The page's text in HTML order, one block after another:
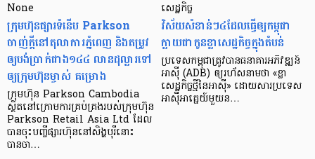
None
ក្រុមហ៊ុនផ្សារទំនើប Parkson
ចាញ់ក្ដីនៅតុលាការភ្នំពេញ និងតម្រូវ
ឲ្យបង់ប្រាក់ជាង១៤៤ លានដុល្លារទៅ
ឲ្យក្រុមហ៊ុនម្ចាស់ គម្រោង
ក្រុមហ៊ុន Parkson Cambodia
ស្ថិតនៅក្រោមការគ្រប់គ្រងរបស់ក្រុមហ៊ុន
Parkson Retail Asia Ltd ដែល
បានចុះបញ្ចីផ្សារហ៊ុននៅសិង្ហបុរីនោះ
បានចា…
សេដ្ឋកិច្ច​
វិស័យ​សំខាន់ៗ​៤​ដែល​ធ្វើ​ឲ្យ​កម្ពុជា​
ក្លាយ​ជា​កូន​ខ្លា​សេដ្ឋកិច្ច​ក្នុង​តំបន់
ប្រទេស​កម្ពុជា​ត្រូវ​បាន​ធនាគារ​អភិវឌ្ឍន៍​
អាស៊ី (ADB) ឲ្យ​រហ័ស​នាមថា «ខ្លា​
សេដ្ឋកិច្ច​ថ្មី​នៃ​អាស៊ី» ដោយសារ​ប្រទេស​
អាស៊ី​អាគ្នេយ៍​មួយ​ន…